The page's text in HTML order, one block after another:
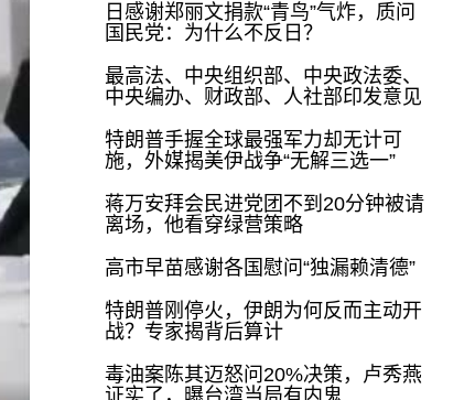
日感谢郑丽文捐款“青鸟”气炸，质问
国民党：为什么不反日？
最高法、中央组织部、中央政法委、
中央编办、财政部、人社部印发意见
特朗普手握全球最强军力却无计可
施，外媒揭美伊战争“无解三选一”
蒋万安拜会民进党团不到20分钟被请
离场，他看穿绿营策略
高市早苗感谢各国慰问“独漏赖清德”
特朗普刚停火，伊朗为何反而主动开
战？专家揭背后算计
毒油案陈其迈怒问20%决策，卢秀燕